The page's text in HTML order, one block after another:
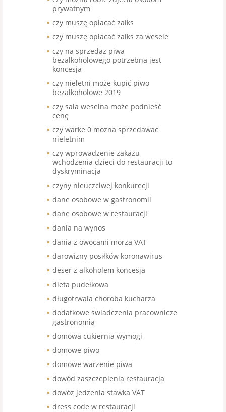
prywatnym
czy muszę opłacać zaiks
czy muszę opłacać zaiks za wesele
czy na sprzedaz piwa
bezalkoholowego potrzebna jest
koncesja
czy nieletni może kupić piwo
bezalkoholowe 2019
czy sala weselna może podnieść
cenę
czy warke 0 mozna sprzedawac
nieletnim
czy wprowadzenie zakazu
wchodzenia dzieci do restauracji to
dyskryminacja
czyny nieuczciwej konkurecji
dane osobowe w gastronomii
dane osobowe w restauracji
dania na wynos
dania z owocami morza VAT
darowizny posiłków koronawirus
deser z alkoholem koncesja
dieta pudełkowa
długotrwała choroba kucharza
dodatkowe świadczenia pracownicze
gastronomia
domowa cukiernia wymogi
domowe piwo
domowe warzenie piwa
dowód zaszczepienia restauracja
dowóz jedzenia stawka VAT
dress code w restauracji